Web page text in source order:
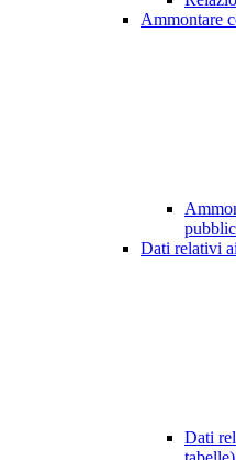
Ammontare
Dati relativi
Dati